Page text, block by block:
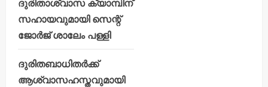
സഹായവുമായി സെന്റ്
ജോർജ് ശാലേം പള്ളി
ദുരിതബാധിതർക്ക്
ആശ്വാസഹസ്തവുമായി